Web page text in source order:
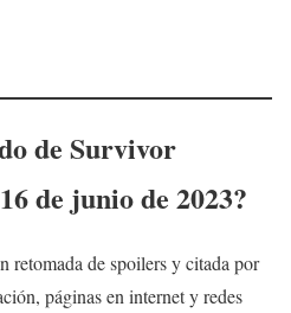
de Survivor
de junio de 2023?
retomada de spoilers y citada por
páginas en internet y redes